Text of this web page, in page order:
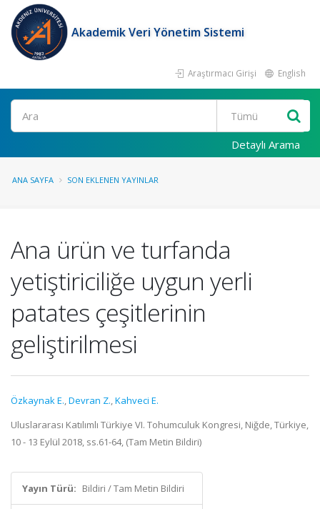
Akademik Veri Yönetim Sistemi
Araştırmacı Girişi English
Ara
Detaylı Arama
ANA SAYFA SON EKLENEN YAYINLAR
Ana ürün ve turfanda
yetiştiriciliğe uygun yerli
patates çeşitlerinin
geliştirilmesi
Özkaynak E.,Devran Z.,Kahveci E.
Uluslararası Katılımlı Türkiye VI. Tohumculuk Kongresi, Niğde, Türkiye,
10 - 13 Eylül 2018, ss.61-64, (Tam Metin Bildiri)
Yayın Türü: Bildiri / Tam Metin Bildiri